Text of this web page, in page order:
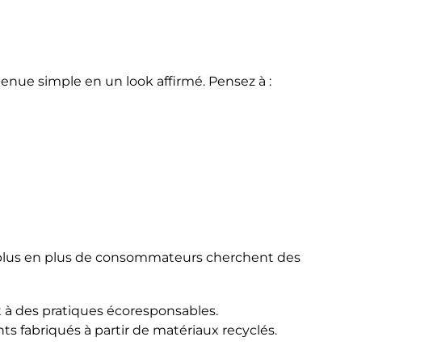
simple en un look affirmé. Pensez à :
en plus de consommateurs cherchent des
des pratiques écoresponsables.
fabriqués à partir de matériaux recyclés.